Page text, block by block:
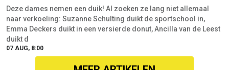
Deze dames nemen een duik! Al zoeken ze lang niet allemaal
naar verkoeling: Suzanne Schulting duikt de sportschool in,
Emma Deckers duikt in een versierde donut, Ancilla van de Leest
duikt d
07 AUG, 8:00